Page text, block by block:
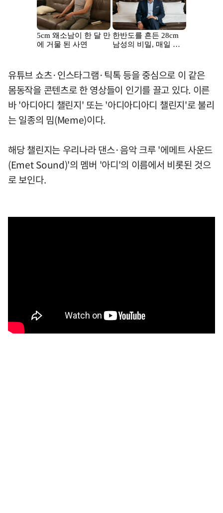
유튜브 쇼츠·인스타그램·틱톡 등을 중심으로 이 같은
몸동작을 콘텐츠로 한 영상들이 인기를 끌고 있다. 이른
바 '아디아디 챌린지' 또는 '아디아디아디 챌린지'로 불리
는 일종의 밈(Meme)이다.
해당 챌린지는 우리나라 댄스·음악 크루 '에메트 사운드
(Emet Sound)'의 멤버 '아디'의 이름에서 비롯된 것으
로 보인다.